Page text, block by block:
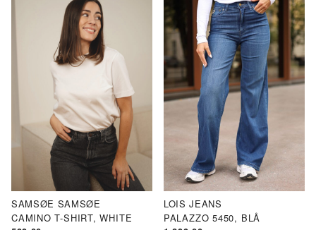
SAMSØE SAMSØE
CAMINO T-SHIRT, WHITE
LOIS JEANS
PALAZZO 5450, BLÅ